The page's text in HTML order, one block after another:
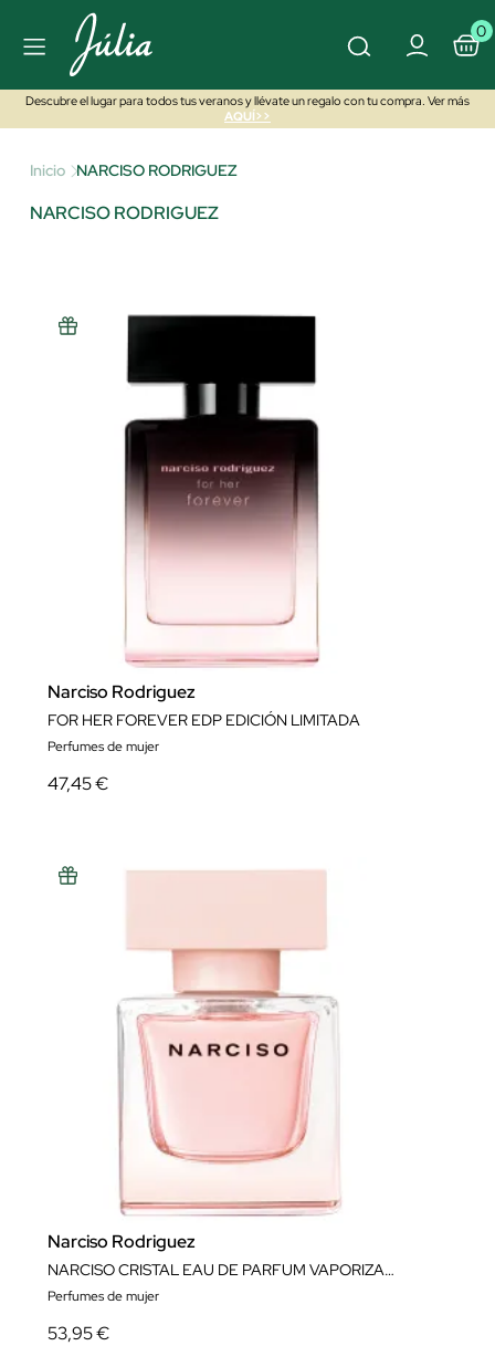
0
Descubre el lugar para todos tus veranos y llévate un regalo con tu compra. Ver más
AQUÍ>>
Inicio NARCISO RODRIGUEZ
NARCISO RODRIGUEZ
Narciso Rodriguez
FOR HER FOREVER EDP EDICIÓN LIMITADA
Perfumes de mujer
47,45 €
Narciso Rodriguez
NARCISO CRISTAL EAU DE PARFUM VAPORIZADOR
Perfumes de mujer
53,95 €